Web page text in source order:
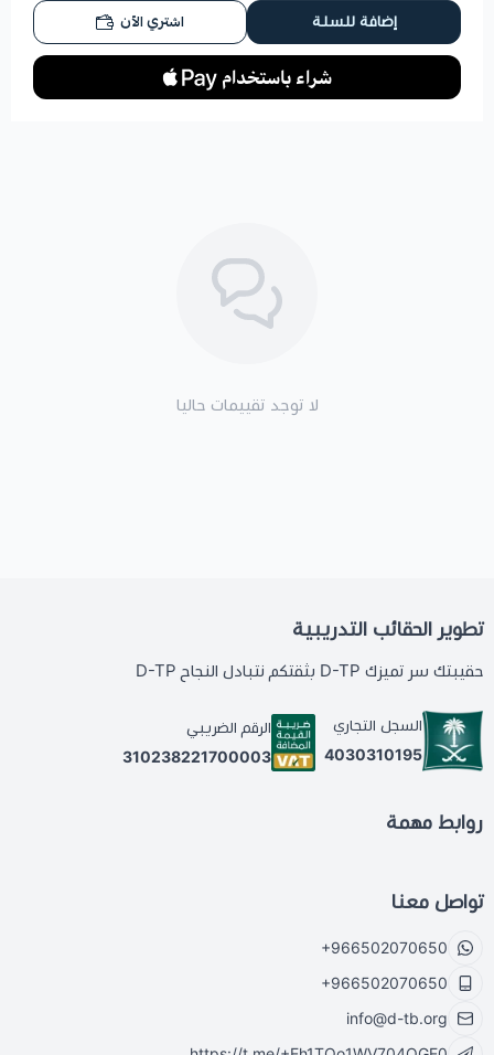
إضافة للسلة اشتري الآن
لا توجد تقييمات حاليا
تطوير الحقائب التدريبية
حقيبتك سر تميزك D-TP بثقتكم نتبادل النجاح D-TP
السجل التجاري
4030310195
الرقم الضريبي
310238221700003
روابط مهمة
تواصل معنا
+966502070650
+966502070650
info@d-tb.org